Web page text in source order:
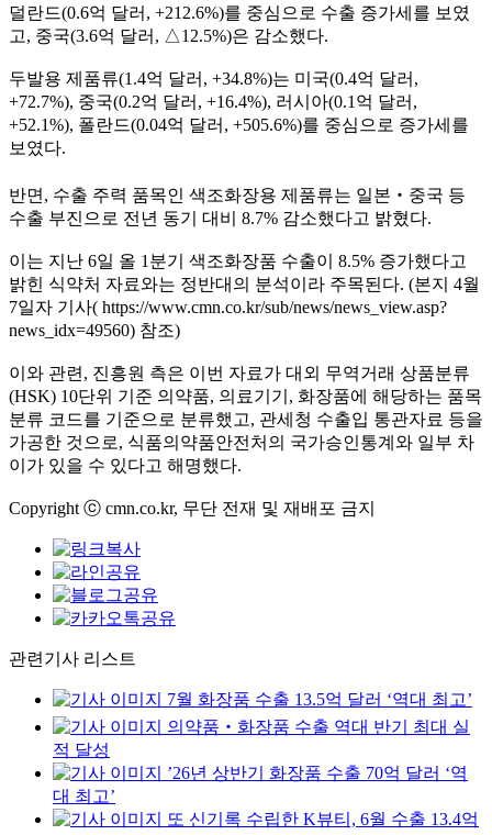
덜란드(0.6억 달러, +212.6%)를 중심으로 수출 증가세를 보였
고, 중국(3.6억 달러, △12.5%)은 감소했다.
두발용 제품류(1.4억 달러, +34.8%)는 미국(0.4억 달러,
+72.7%), 중국(0.2억 달러, +16.4%), 러시아(0.1억 달러,
+52.1%), 폴란드(0.04억 달러, +505.6%)를 중심으로 증가세를
보였다.
반면, 수출 주력 품목인 색조화장용 제품류는 일본‧중국 등
수출 부진으로 전년 동기 대비 8.7% 감소했다고 밝혔다.
이는 지난 6일 올 1분기 색조화장품 수출이 8.5% 증가했다고
밝힌 식약처 자료와는 정반대의 분석이라 주목된다. (본지 4월
7일자 기사( https://www.cmn.co.kr/sub/news/news_view.asp?
news_idx=49560) 참조)
이와 관련, 진흥원 측은 이번 자료가 대외 무역거래 상품분류
(HSK) 10단위 기준 의약품, 의료기기, 화장품에 해당하는 품목
분류 코드를 기준으로 분류했고, 관세청 수출입 통관자료 등을
가공한 것으로, 식품의약품안전처의 국가승인통계와 일부 차
이가 있을 수 있다고 해명했다.
Copyright ⓒ cmn.co.kr, 무단 전재 및 재배포 금지
관련기사 리스트
7월 화장품 수출 13.5억 달러 ‘역대 최고’
의약품‧화장품 수출 역대 반기 최대 실
적 달성
’26년 상반기 화장품 수출 70억 달러 ‘역
대 최고’
또 신기록 수립한 K뷰티, 6월 수출 13.4억